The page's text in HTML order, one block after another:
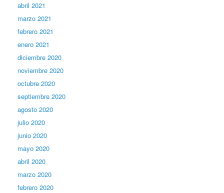
abril 2021
marzo 2021
febrero 2021
enero 2021
diciembre 2020
noviembre 2020
octubre 2020
septiembre 2020
agosto 2020
julio 2020
junio 2020
mayo 2020
abril 2020
marzo 2020
febrero 2020